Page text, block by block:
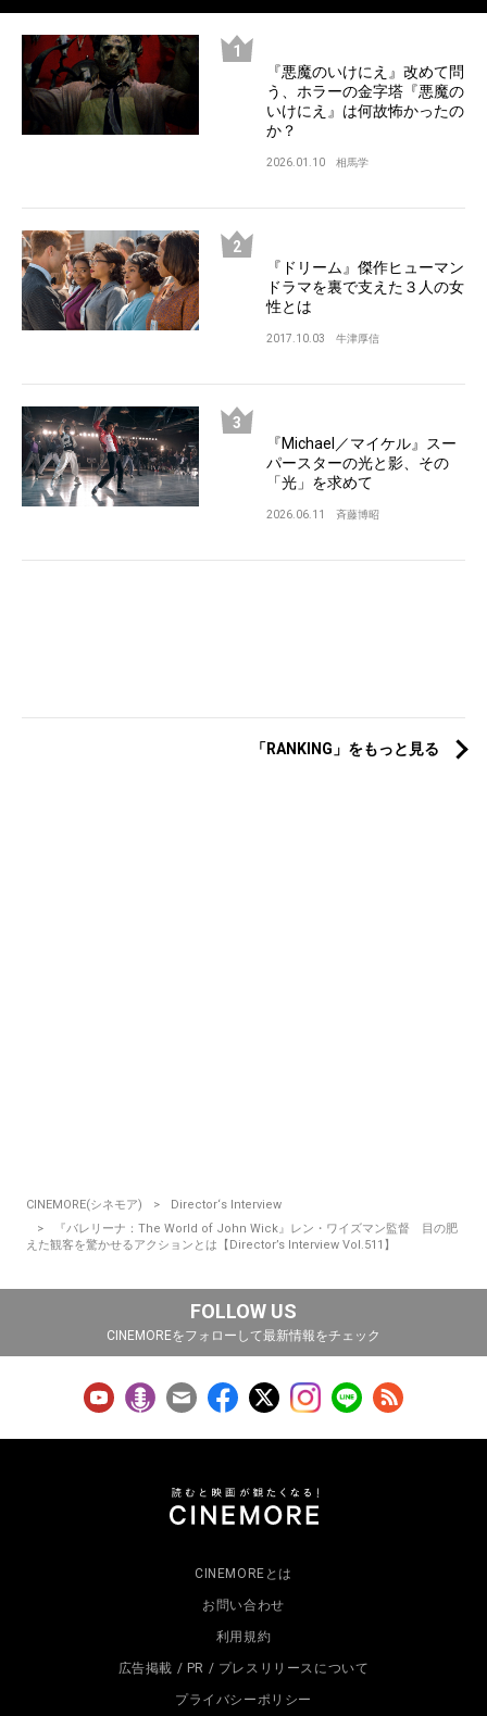
『悪魔のいけにえ』改めて問
う、ホラーの金字塔『悪魔の
いけにえ』は何故怖かったの
か？
2026.01.10 相馬学
『ドリーム』傑作ヒューマン
ドラマを裏で支えた３人の女
性とは
2017.10.03 牛津厚信
『Michael／マイケル』スー
パースターの光と影、その
「光」を求めて
2026.06.11 斉藤博昭
「RANKING」をもっと見る
CINEMORE(シネモア)
Director‘s Interview
『バレリーナ：The World of John Wick』レン・ワイズマン監督 目の肥
えた観客を驚かせるアクションとは【Director’s Interview Vol.511】
FOLLOW US
CINEMOREをフォローして最新情報をチェック
CINEMOREとは
お問い合わせ
利用規約
広告掲載 / PR / プレスリリースについて
プライバシーポリシー